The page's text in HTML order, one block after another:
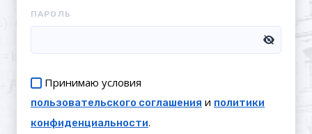
ПАРОЛЬ
Принимаю условия
пользовательского соглашения и политики
конфиденциальности.